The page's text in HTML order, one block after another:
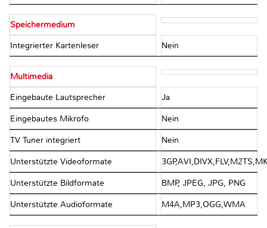
Speichermedium
Integrierter Kartenleser Nein
Multimedia
Eingebaute Lautsprecher Ja
Eingebautes Mikrofo Nein
TV Tuner integriert Nein
Unterstützte Videoformate
Unterstützte Bildformate BMP, JPEG, JPG, PNG
Unterstützte Audioformate M4A,MP3,OGG,WMA